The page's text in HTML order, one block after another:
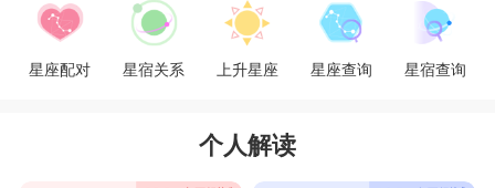
很高的要求，不断学习，让处女座看到你的进步，
才能抓住处女座的心。
天秤座 谈一场不分手的恋爱，你需要
星座配对 星宿关系 上升星座 星座查询 星宿查询
个人解读